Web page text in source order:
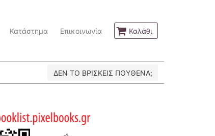
Κατάστημα Επικοινωνία Καλάθι
ΔΕΝ ΤΟ ΒΡΙΣΚΕΙΣ ΠΟΥΘΕΝΑ;